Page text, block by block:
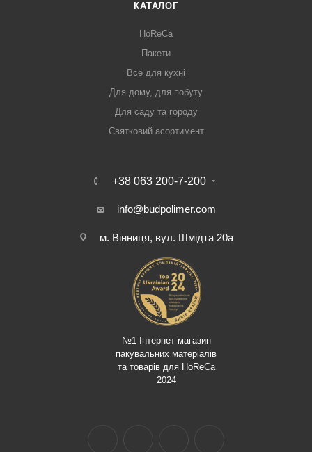
КАТАЛОГ
HoReCa
Пакети
Все для кухні
Для дому, для побуту
Для саду та городу
Святковий асортимент
+38 063 200-7-200
info@budpolimer.com
м. Вінниця, вул. Шмідта 20а
№1 Інтернет-магазин
пакувальних матеріалів
та товарів для HoReCa
2024